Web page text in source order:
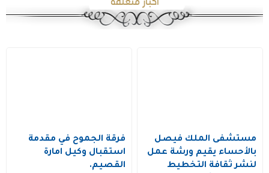
مستشفى الملك فيصل
بالأحساء يقيم ورشة عمل
لنشر ثقافة التخطيط
فرقة الجموح في مقدمة
استقبال وكيل امارة
القصيم.